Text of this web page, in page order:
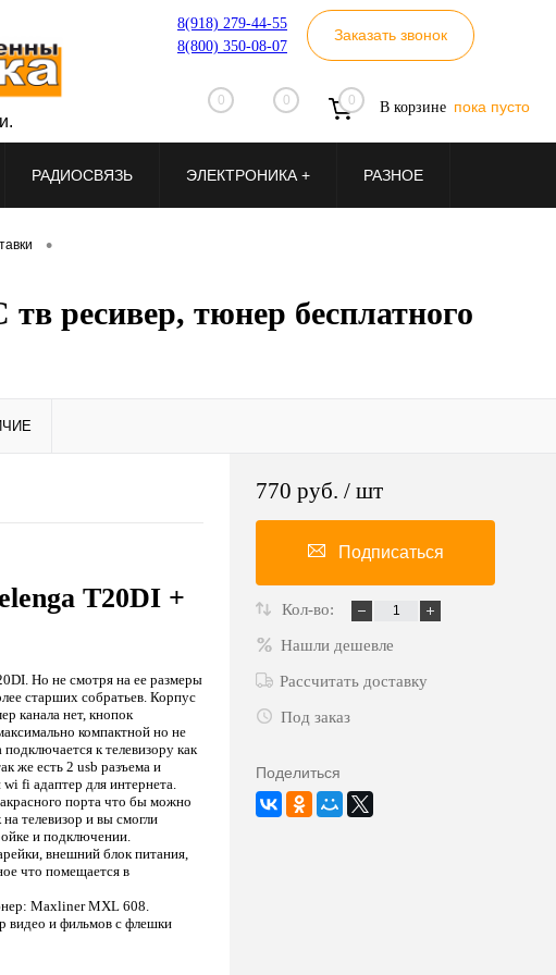
8(918) 279-44-55
8(800) 350-08-07
Заказать звонок
0 0 0 В корзине пока пусто
РАДИОСВЯЗЬ ЭЛЕКТРОНИКА + РАЗНОЕ
•
ресивер, тюнер бесплатного
Т20DI +
Но не смотря на ее размеры
старших собратьев. Корпус
канала нет, кнопок
компактной но не
к телевизору как
же есть 2 usb разъема и
fi адаптер для интернета.
порта что бы можно
на телевизор и вы смогли
и подключении.
внешний блок питания,
что помещается в
Maxliner MXL 608.
видео и фильмов с флешки
770 руб. / шт
Подписаться
Кол-во:
Нашли дешевле
Рассчитать доставку
Под заказ
Поделиться